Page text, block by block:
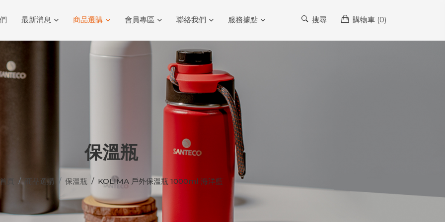
最新消息 商品選購 會員專區 聯絡我們 服務據點 搜尋 購物車 (0)
保溫瓶
首頁 商品選購 保溫瓶 KOLIMA 戶外保溫瓶 1000ml 海洋藍